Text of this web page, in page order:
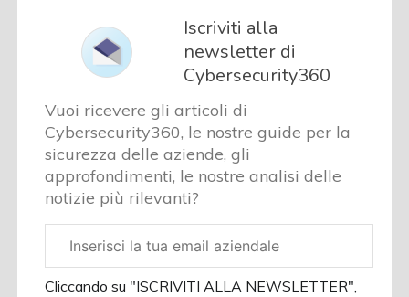
Iscriviti alla
newsletter di
Cybersecurity360
Vuoi ricevere gli articoli di
Cybersecurity360, le nostre guide per la
sicurezza delle aziende, gli
approfondimenti, le nostre analisi delle
notizie più rilevanti?
aziendale
Cliccando su "ISCRIVITI ALLA NEWSLETTER",